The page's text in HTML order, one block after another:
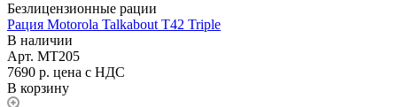
Безлицензионные рации
Рация Motorola Talkabout T42 Triple
В наличии
Арт. MT205
7690 р. цена с НДС
В корзину